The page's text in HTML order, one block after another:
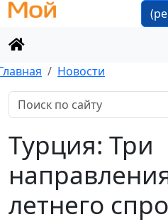
Новости
Турция: Три
летнего